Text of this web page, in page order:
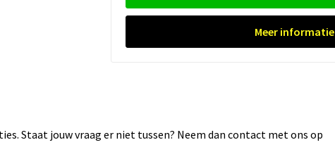
Meer informatie
Staat jouw vraag er niet tussen? Neem dan contact met ons op